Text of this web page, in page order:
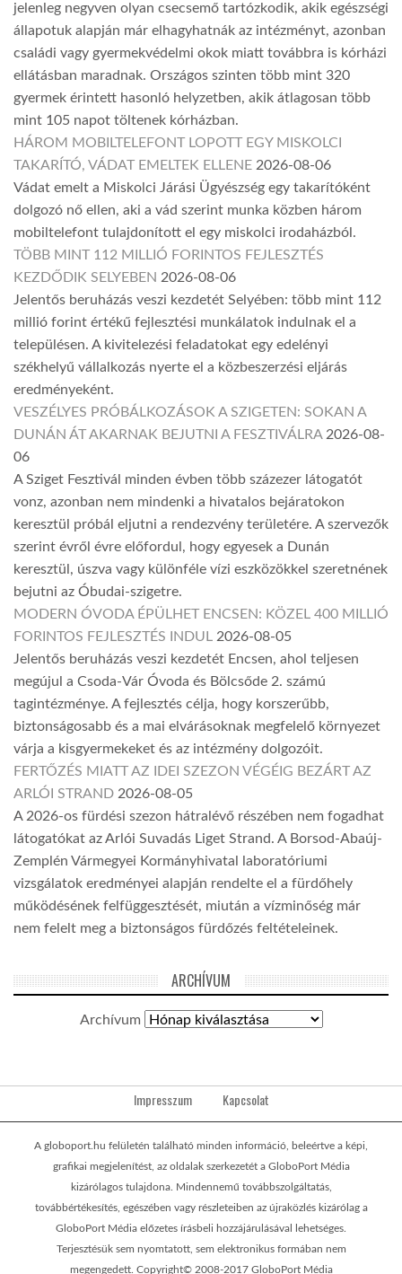
jelenleg negyven olyan csecsemő tartózkodik, akik egészségi
állapotuk alapján már elhagyhatnák az intézményt, azonban
családi vagy gyermekvédelmi okok miatt továbbra is kórházi
ellátásban maradnak. Országos szinten több mint 320
gyermek érintett hasonló helyzetben, akik átlagosan több
mint 105 napot töltenek kórházban.
HÁROM MOBILTELEFONT LOPOTT EGY MISKOLCI
TAKARÍTÓ, VÁDAT EMELTEK ELLENE 2026-08-06
Vádat emelt a Miskolci Járási Ügyészség egy takarítóként
dolgozó nő ellen, aki a vád szerint munka közben három
mobiltelefont tulajdonított el egy miskolci irodaházból.
TÖBB MINT 112 MILLIÓ FORINTOS FEJLESZTÉS
KEZDŐDIK SELYEBEN 2026-08-06
Jelentős beruházás veszi kezdetét Selyében: több mint 112
millió forint értékű fejlesztési munkálatok indulnak el a
településen. A kivitelezési feladatokat egy edelényi
székhelyű vállalkozás nyerte el a közbeszerzési eljárás
eredményeként.
VESZÉLYES PRÓBÁLKOZÁSOK A SZIGETEN: SOKAN A
DUNÁN ÁT AKARNAK BEJUTNI A FESZTIVÁLRA 2026-08-
06
A Sziget Fesztivál minden évben több százezer látogatót
vonz, azonban nem mindenki a hivatalos bejáratokon
keresztül próbál eljutni a rendezvény területére. A szervezők
szerint évről évre előfordul, hogy egyesek a Dunán
keresztül, úszva vagy különféle vízi eszközökkel szeretnének
bejutni az Óbudai-szigetre.
MODERN ÓVODA ÉPÜLHET ENCSEN: KÖZEL 400 MILLIÓ
FORINTOS FEJLESZTÉS INDUL 2026-08-05
Jelentős beruházás veszi kezdetét Encsen, ahol teljesen
megújul a Csoda-Vár Óvoda és Bölcsőde 2. számú
tagintézménye. A fejlesztés célja, hogy korszerűbb,
biztonságosabb és a mai elvárásoknak megfelelő környezet
várja a kisgyermekeket és az intézmény dolgozóit.
FERTŐZÉS MIATT AZ IDEI SZEZON VÉGÉIG BEZÁRT AZ
ARLÓI STRAND 2026-08-05
A 2026-os fürdési szezon hátralévő részében nem fogadhat
látogatókat az Arlói Suvadás Liget Strand. A Borsod-Abaúj-
Zemplén Vármegyei Kormányhivatal laboratóriumi
vizsgálatok eredményei alapján rendelte el a fürdőhely
működésének felfüggesztését, miután a vízminőség már
nem felelt meg a biztonságos fürdőzés feltételeinek.
ARCHÍVUM
Archívum
Impresszum Kapcsolat
A globoport.hu felületén található minden információ, beleértve a képi,
grafikai megjelenítést, az oldalak szerkezetét a GloboPort Média
kizárólagos tulajdona. Mindennemű továbbszolgáltatás,
továbbértékesítés, egészében vagy részleteiben az újraközlés kizárólag a
GloboPort Média előzetes írásbeli hozzájárulásával lehetséges.
Terjesztésük sem nyomtatott, sem elektronikus formában nem
megengedett. Copyright© 2008-2017 GloboPort Média